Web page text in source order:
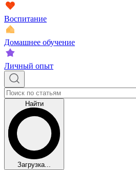
Воспитание
Домашнее обучение
Личный опыт
Найти
Загрузка...